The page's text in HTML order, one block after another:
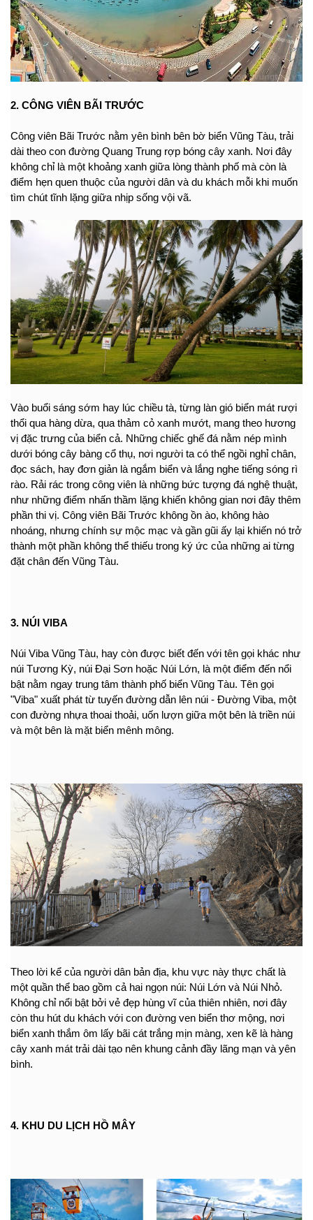
2. CÔNG VIÊN BÃI TRƯỚC
Công viên Bãi Trước nằm yên bình bên bờ biển Vũng Tàu, trải
dài theo con đường Quang Trung rợp bóng cây xanh. Nơi đây
không chỉ là một khoảng xanh giữa lòng thành phố mà còn là
điểm hẹn quen thuộc của người dân và du khách mỗi khi muốn
tìm chút tĩnh lặng giữa nhịp sống vội vã.
Vào buổi sáng sớm hay lúc chiều tà, từng làn gió biển mát rượi
thổi qua hàng dừa, qua thảm cỏ xanh mướt, mang theo hương
vị đặc trưng của biển cả. Những chiếc ghế đá nằm nép mình
dưới bóng cây bàng cổ thụ, nơi người ta có thể ngồi nghỉ chân,
đọc sách, hay đơn giản là ngắm biển và lắng nghe tiếng sóng rì
rào. Rải rác trong công viên là những bức tượng đá nghệ thuật,
như những điểm nhấn thầm lặng khiến không gian nơi đây thêm
phần thi vị. Công viên Bãi Trước không ồn ào, không hào
nhoáng, nhưng chính sự mộc mạc và gần gũi ấy lại khiến nó trở
thành một phần không thể thiếu trong ký ức của những ai từng
đặt chân đến Vũng Tàu.
3. NÚI VIBA
Núi Viba Vũng Tàu, hay còn được biết đến với tên gọi khác như
núi Tương Kỳ, núi Đại Sơn hoặc Núi Lớn, là một điểm đến nổi
bật nằm ngay trung tâm thành phố biển Vũng Tàu. Tên gọi
"Viba" xuất phát từ tuyến đường dẫn lên núi - Đường Viba, một
con đường nhựa thoai thoải, uốn lượn giữa một bên là triền núi
và một bên là mặt biển mênh mông.
Theo lời kể của người dân bản địa, khu vực này thực chất là
một quần thể bao gồm cả hai ngọn núi: Núi Lớn và Núi Nhỏ.
Không chỉ nổi bật bởi vẻ đẹp hùng vĩ của thiên nhiên, nơi đây
còn thu hút du khách với con đường ven biển thơ mộng, nơi
biển xanh thắm ôm lấy bãi cát trắng mịn màng, xen kẽ là hàng
cây xanh mát trải dài tạo nên khung cảnh đầy lãng mạn và yên
bình.
4. KHU DU LỊCH HỒ MÂY